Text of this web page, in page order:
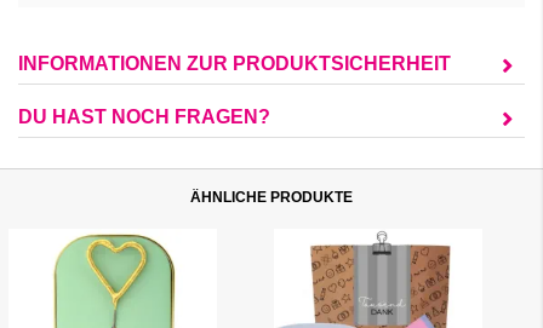
INFORMATIONEN ZUR PRODUKTSICHERHEIT
DU HAST NOCH FRAGEN?
ÄHNLICHE PRODUKTE